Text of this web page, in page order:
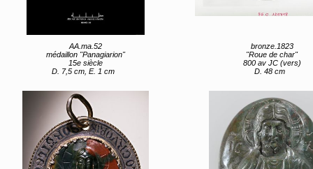
AA.ma.52
médaillon "Panagiarion"
15e siècle
D. 7,5 cm, E. 1 cm
bronze.1823
"Roue de char"
800 av JC (vers)
D. 48 cm